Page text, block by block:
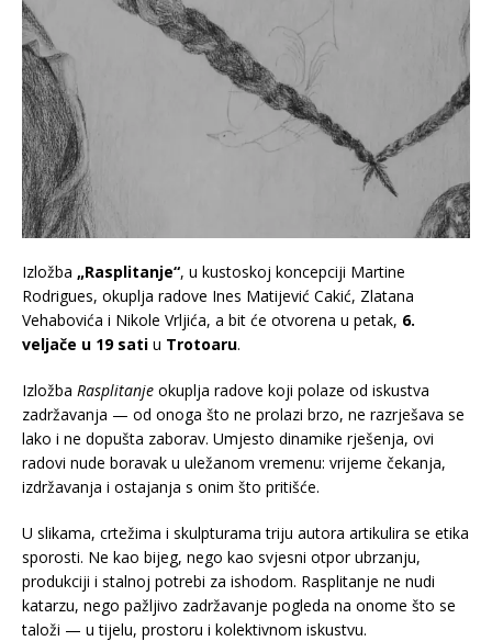
Izložba „Rasplitanje“, u kustoskoj koncepciji Martine
Rodrigues, okuplja radove Ines Matijević Cakić, Zlatana
Vehabovića i Nikole Vrljića, a bit će otvorena u petak, 6.
veljače u 19 sati u Trotoaru.
Izložba Rasplitanje okuplja radove koji polaze od iskustva
zadržavanja — od onoga što ne prolazi brzo, ne razrješava se
lako i ne dopušta zaborav. Umjesto dinamike rješenja, ovi
radovi nude boravak u uležanom vremenu: vrijeme čekanja,
izdržavanja i ostajanja s onim što pritišće.
U slikama, crtežima i skulpturama triju autora artikulira se etika
sporosti. Ne kao bijeg, nego kao svjesni otpor ubrzanju,
produkciji i stalnoj potrebi za ishodom. Rasplitanje ne nudi
katarzu, nego pažljivo zadržavanje pogleda na onome što se
taloži — u tijelu, prostoru i kolektivnom iskustvu.